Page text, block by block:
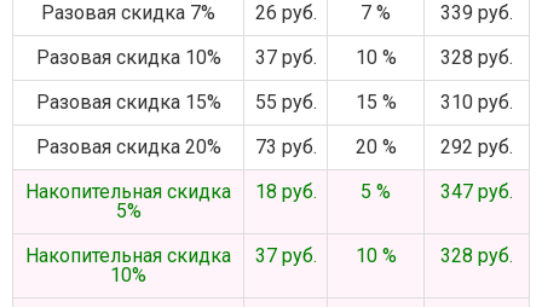
Разовая скидка 7%
26 руб. 7 %
339 руб.
Разовая скидка 10%
37 руб. 10 %
328 руб.
Разовая скидка 15%
55 руб. 15 %
310 руб.
Разовая скидка 20%
73 руб. 20 %
292 руб.
Накопительная скидка
5%
18 руб. 5 % 347 руб.
Накопительная скидка
10%
37 руб. 10 % 328 руб.